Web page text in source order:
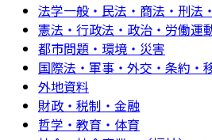
法学一般・民法・商法・刑法
憲法・行政法・政治・労働運
都市問題・環境・災害
国際法・軍事・外交・条約・
外地資料
財政・税制・金融
哲学・教育・体育